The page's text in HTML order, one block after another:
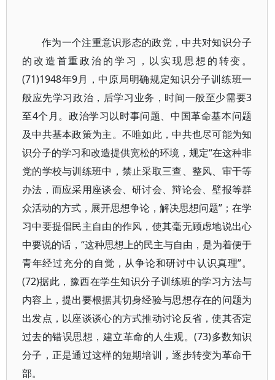
作为一个注重意识形态的政党，中共对知识分子
的改造首重政治的学习，以实现思想的转变。
(71)1948年9月，中原局明确规定知识分子训练班一
般应先学习政治，后学习业务，时间一般至少需要3
至4个月。政治学习以时事问题、中国革命基本问题
及中共基本政策为主。不唯如此，中共也尽可能为知
识分子的学习和改造提供宽松的环境，规定“在这种非
党的学校与训练班中，禁止采取三查、整风、审干等
办法，而应采用座谈会、研讨会、辩论会、壁报等群
众活动的方式，展开思想争论，解决思想问题”；在学
习中要提倡民主自由的作风，使其毫无顾虑地说出心
中要说的话，“这种思想上的民主与自由，是为着便于
青年经过充分的自觉，从争论和研讨中认识真理”。
(72)据此，豫西在学生知识分子训练班的学习方法与
内容上，提出要根据其切身经验与思想存在的问题为
出发点，以座谈谈心的方式推动讨论反省，使其否定
过去的错误思想，建立革命的人生观。(73)多数知识
分子，正是通过这样的短期培训，逐步转变为革命干
部。